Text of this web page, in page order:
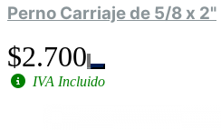
Perno Carriaje de 5/8 x 2"
$2.700
IVA Incluido